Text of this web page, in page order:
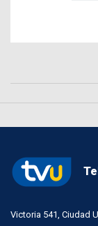
Victoria 541, Ciudad